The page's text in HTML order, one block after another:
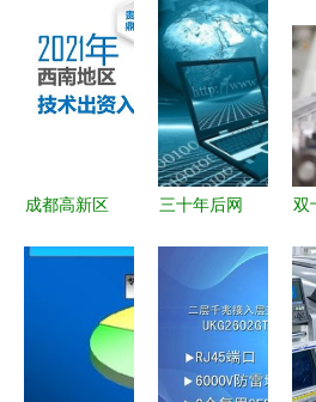
成都高新区
嵌入式网络
技术与通信
设备技术开
三十年后网
物智联与共
生生态
双
施
做
货